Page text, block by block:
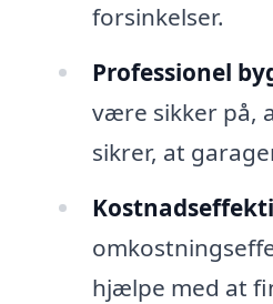
forsinkelser.
Professionel
være sikker på,
sikrer, at
hjælpe med at